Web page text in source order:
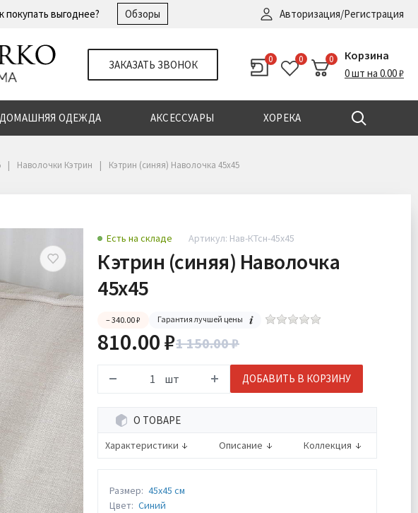
покупать выгоднее? Обзоры Авторизация/Регистрация
ЗАКАЗАТЬ ЗВОНОК 0 0 0 Корзина
0 шт на 0.00 ₽
ДОМАШНЯЯ ОДЕЖДА АКСЕССУАРЫ ХОРЕКА
Регистрация
Наволочки Кэтрин Кэтрин (синяя) Наволочка 45х45
Есть на складе Артикул: Нав-КТсн-45х45
Кэтрин (синяя) Наволочка
45х45
– 340.00 ₽ Гарантия лучшей цены
810.00 ₽1 150.00 ₽
шт ДОБАВИТЬ В КОРЗИНУ
О ТОВАРЕ
Характеристики Описание Коллекция
Размер: 45х45 см
Цвет: Синий